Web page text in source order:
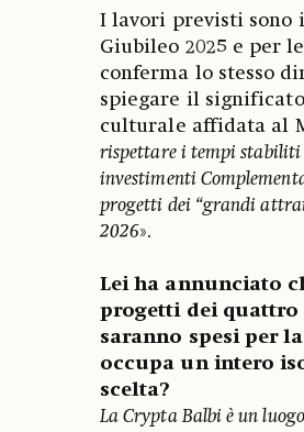
I lavori previsti sono
Giubileo 2025 e per
conferma lo stesso
spiegare il
culturale affidata al
rispettare i tempi stabiliti
investimenti
progetti dei “grandi
2026».
Lei ha annunciato
progetti dei quattro
saranno spesi per
occupa un intero
scelta?
La Crypta Balbi è un